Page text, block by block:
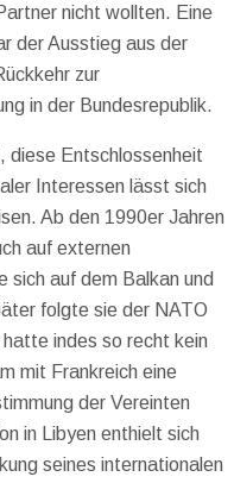
nicht wollten. Eine
der Ausstieg aus der
zur
in der Bundesrepublik.
diese Entschlossenheit
Interessen lässt sich
Ab den 1990er Jahren
auf externen
sich auf dem Balkan und
folgte sie der NATO
indes so recht kein
mit Frankreich eine
der Vereinten
in Libyen enthielt sich
seines internationalen